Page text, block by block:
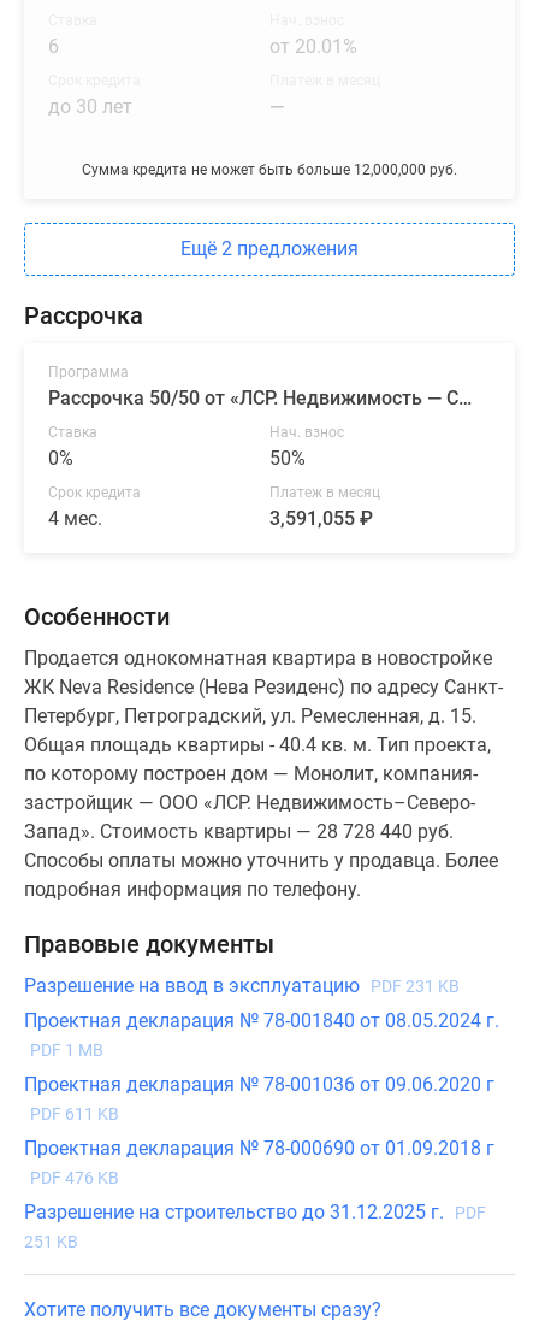
Сумма кредита не может быть больше 12,000,000 руб.
6 от 20.01%
до 30 лет —
Ещё 2 предложения
Рассрочка
Программа
Рассрочка 50/50 от «ЛСР. Недвижимость — Северо-Запад»
Ставка
0%
Нач. взнос
50%
Срок кредита
4 мес.
Платеж в месяц
3,591,055 ₽
Особенности
Продается однокомнатная квартира в новостройке
ЖК Neva Residence (Нева Резиденс) по адресу Санкт-
Петербург, Петроградский, ул. Ремесленная, д. 15.
Общая площадь квартиры - 40.4 кв. м. Тип проекта,
по которому построен дом — Монолит, компания-
застройщик — ООО «ЛСР. Недвижимость–Северо-
Запад». Стоимость квартиры — 28 728 440 руб.
Способы оплаты можно уточнить у продавца. Более
подробная информация по телефону.
Правовые документы
Разрешение на ввод в эксплуатацию PDF 231 KB
Проектная декларация № 78-001840 от 08.05.2024 г.
PDF 1 MB
Проектная декларация № 78-001036 от 09.06.2020 г
PDF 611 KB
Проектная декларация № 78-000690 от 01.09.2018 г
PDF 476 KB
Разрешение на строительство до 31.12.2025 г.
PDF
251 KB
Хотите получить все документы сразу?